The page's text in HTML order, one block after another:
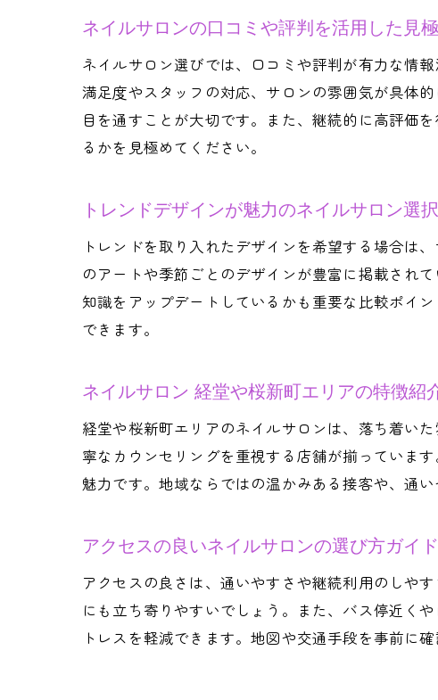
ジ
自
世
ネイルサロンの口コミや評判を活用した見
ネイルサロン選びでは、口コミや評判が有力な情
満足度やスタッフの対応、サロンの雰囲気が具体
目を通すことが大切です。また、継続的に高評価
るかを見極めてください。
トレンドデザインが魅力のネイルサロン選
トレンドを取り入れたデザインを希望する場合は
のアートや季節ごとのデザインが豊富に掲載され
知識をアップデートしているかも重要な比較ポイ
できます。
ネイルサロン 経堂や桜新町エリアの特徴紹
経堂や桜新町エリアのネイルサロンは、落ち着い
寧なカウンセリングを重視する店舗が揃っていま
魅力です。地域ならではの温かみある接客や、通
アクセスの良いネイルサロンの選び方ガイド
アクセスの良さは、通いやすさや継続利用のしや
にも立ち寄りやすいでしょう。また、バス停近く
トレスを軽減できます。地図や交通手段を事前に